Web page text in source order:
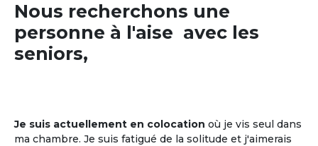
Nous recherchons une
personne à l'aise avec les
seniors,
Je suis actuellement en colocation où je vis seul dans
ma chambre. Je suis fatigué de la solitude et j'aimerais